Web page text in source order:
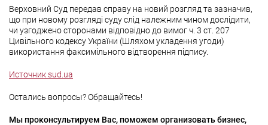
Верховний Суд передав справу на новий розгляд та зазначив,
що при новому розгляді суду слід належним чином дослідити,
чи узгоджено сторонами відповідно до вимог ч. 3 ст. 207
Цивільного кодексу України (Шляхом укладення угоди)
використання факсимільного відтворення підпису.
Источник sud.ua
Остались вопросы? Обращайтесь!
Мы проконсультируем Вас, поможем организовать бизнес,